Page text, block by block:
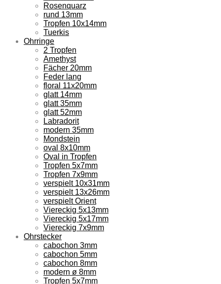
Rosenquarz
rund 13mm
Tropfen 10x14mm
Tuerkis
Ohrringe
2 Tropfen
Amethyst
Fächer 20mm
Feder lang
floral 11x20mm
glatt 14mm
glatt 35mm
glatt 52mm
Labradorit
modern 35mm
Mondstein
oval 8x10mm
Oval in Tropfen
Tropfen 5x7mm
Tropfen 7x9mm
verspielt 10x31mm
verspielt 13x26mm
verspielt Orient
Viereckig 5x13mm
Viereckig 5x17mm
Viereckig 7x9mm
Ohrstecker
cabochon 3mm
cabochon 5mm
cabochon 8mm
modern ø 8mm
Tropfen 5x7mm